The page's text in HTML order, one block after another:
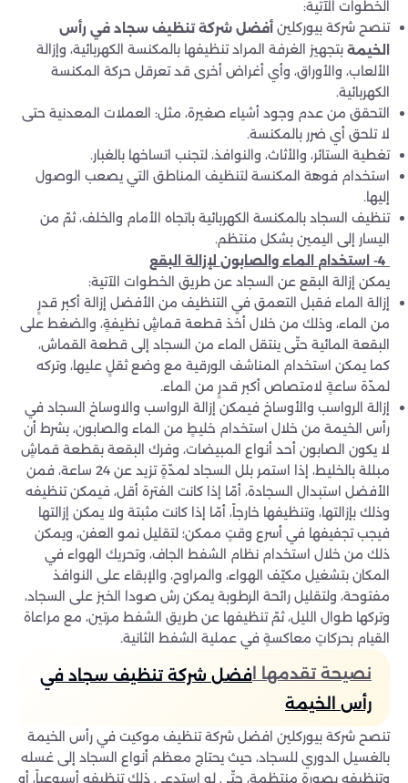
الخطوات الآتية:
تنصح شركة بيوركلين أفضل شركة تنظيف سجاد في رأس
الخيمة بتجهيز الغرفة المراد تنظيفها بالمكنسة الكهربائية، وإزالة
الألعاب، والأوراق، وأي أغراض أخرى قد تعرقل حركة المكنسة
الكهربائية.
التحقق من عدم وجود أشياء صغيرة، مثل: العملات المعدنية حتى
لا تلحق أي ضرر بالمكنسة.
تغطية الستائر، والأثاث، والنوافذ، لتجنب اتساخها بالغبار.
استخدام فوهة المكنسة لتنظيف المناطق التي يصعب الوصول
إليها.
تنظيف السجاد بالمكنسة الكهربائية باتجاه الأمام والخلف، ثمّ من
اليسار إلى اليمين بشكل منتظم.
استخدام الماء والصابون لإزالة البقع
يمكن إزالة البقع عن السجاد عن طريق الخطوات الآتية:
إزالة الماء فقبل التعمق في التنظيف من الأفضل إزالة أكبر قدرٍ
من الماء، وذلك من خلال أخذ قطعة قماشٍ نظيفةٍ، والضغط على
البقعة المائية حتّى ينتقل الماء من السجاد إلى قطعة القماش،
كما يمكن استخدام المناشف الورقية مع وضع ثقلٍ عليها، وتركه
لمدّة ساعةٍ لامتصاص أكبر قدرٍ من الماء.
إزالة الرواسب والأوساخ فيمكن إزالة الرواسب والاوساخ السجاد في
رأس الخيمة من خلال استخدام خليطٍ من الماء والصابون، بشرط أن
لا يكون الصابون أحد أنواع المبيضات، وفرك البقعة بقطعة قماشٍ
مبللة بالخليط، إذا استمر بلل السجاد لمدّةٍ تزيد عن 24 ساعة، فمن
الأفضل استبدال السجادة، أمّا إذا كانت الفترة أقل، فيمكن تنظيفه
وذلك بإزالتها، وتنظيفها خارجاً، أمّا إذا كانت مثبتة ولا يمكن إزالتها
فيجب تجفيفها في أسرع وقتٍ ممكن؛ لتقليل نمو العفن، ويمكن
ذلك من خلال استخدام نظام الشفط الجاف، وتحريك الهواء في
المكان بتشغيل مكيّف الهواء، والمراوح، والإبقاء على النوافذ
مفتوحة، ولتقليل رائحة الرطوبة يمكن رش صودا الخبز على السجاد،
وتركها طوال الليل، ثمّ تنظيفها عن طريق الشفط مرتين، مع مراعاة
القيام بحركاتٍ معاكسةٍ في عملية الشفط الثانية.
نصيحة تقدمها ا فضل شركة تنظيف سجاد في
رأس الخيمة
تنصح شركة بيوركلين افضل شركة تنظيف موكيت في رأس الخيمة
بالغسيل الدوري للسجاد، حيث يحتاج معظم أنواع السجاد إلى غسله
وتنظيفه بصورة منتظمة، حتّى لو استدعى ذلك تنظيفه أسبوعياً، أو